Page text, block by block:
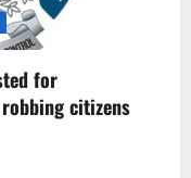
for
citizens